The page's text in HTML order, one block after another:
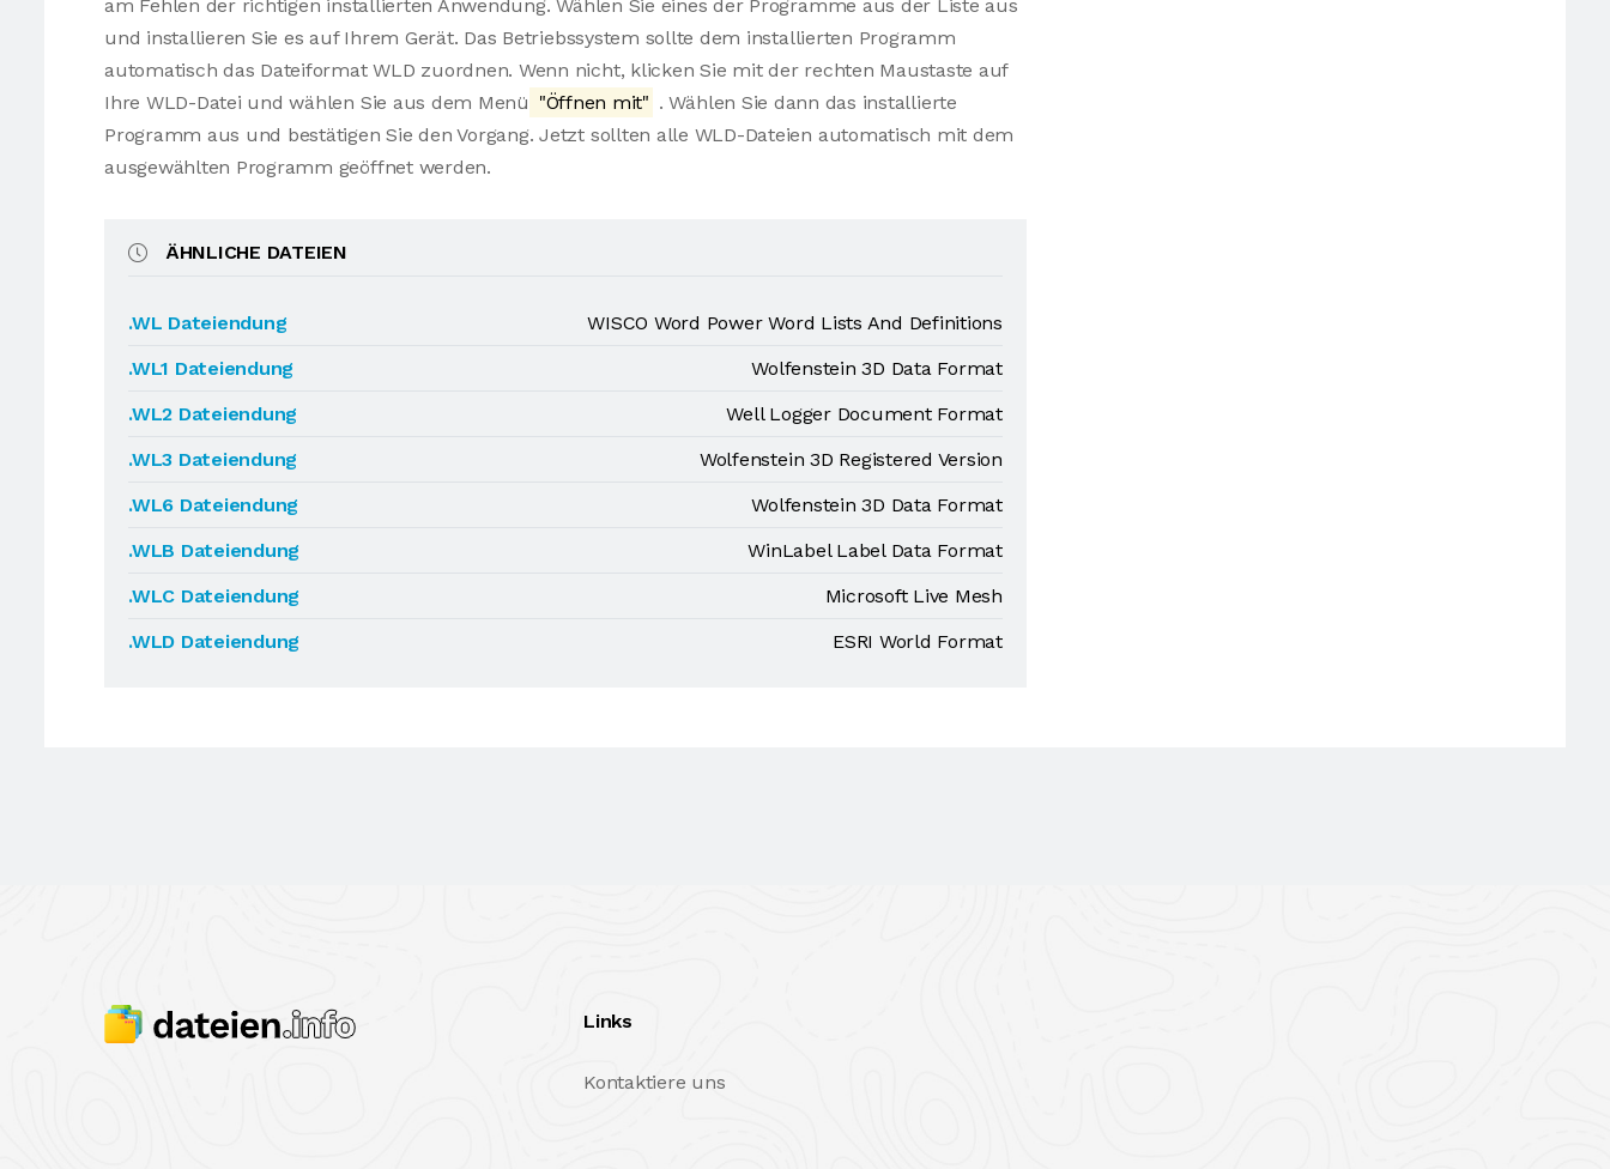
am Fehlen der richtigen installierten Anwendung. Wählen Sie eines der Programme aus der Liste aus
und installieren Sie es auf Ihrem Gerät. Das Betriebssystem sollte dem installierten Programm
automatisch das Dateiformat WLD zuordnen. Wenn nicht, klicken Sie mit der rechten Maustaste auf
Ihre WLD-Datei und wählen Sie aus dem Menü "Öffnen mit" . Wählen Sie dann das installierte
Programm aus und bestätigen Sie den Vorgang. Jetzt sollten alle WLD-Dateien automatisch mit dem
ausgewählten Programm geöffnet werden.
ÄHNLICHE DATEIEN
.WL Dateiendung
WISCO Word Power Word Lists And Definitions
.WL1 Dateiendung
Wolfenstein 3D Data Format
.WL2 Dateiendung
Well Logger Document Format
.WL3 Dateiendung
Wolfenstein 3D Registered Version
.WL6 Dateiendung
Wolfenstein 3D Data Format
.WLB Dateiendung
WinLabel Label Data Format
.WLC Dateiendung
Microsoft Live Mesh
.WLD Dateiendung
ESRI World Format
Links
Kontaktiere uns